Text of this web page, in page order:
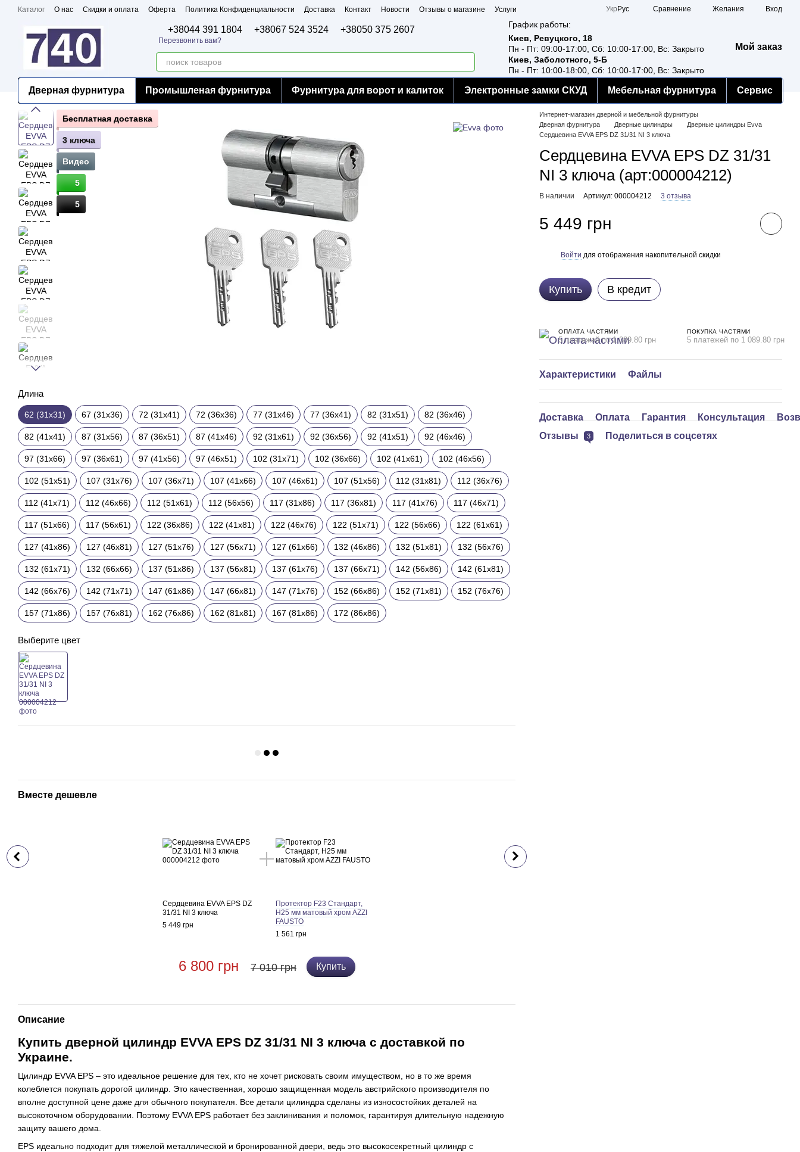
Перейти к основному контенту
Каталог О нас Скидки и оплата Оферта Политика Конфиденциальности Доставка Контакт Новости Отзывы о магазине
Услуги
Укр Рус Сравнение Желания Вход
+38044 391 1804 +38067 524 3524 +38050 375 2607
Перезвонить вам?
График работы:
Киев, Ревуцкого, 18
Пн - Пт: 09:00-17:00, Сб: 10:00-17:00, Вс: Закрыто
Киев, Заболотного, 5-Б
Пн - Пт: 10:00-18:00, Сб: 10:00-17:00, Вс: Закрыто
Мой заказ
Дверная фурнитура Промышленая фурнитура Фурнитура для ворот и калиток Электронные замки СКУД Мебельная фурнитура Сервис
Бесплатная доставка
3 ключа
Видео
5
5
Длина
62 (31x31) 67 (31x36) 72 (31x41) 72 (36x36) 77 (31x46) 77 (36x41) 82 (31x51) 82 (36x46)
82 (41x41) 87 (31x56) 87 (36x51) 87 (41x46) 92 (31x61) 92 (36x56) 92 (41x51) 92 (46x46)
97 (31x66) 97 (36x61) 97 (41x56) 97 (46x51) 102 (31x71) 102 (36x66) 102 (41x61) 102 (46x56)
102 (51x51) 107 (31x76) 107 (36x71) 107 (41x66) 107 (46x61) 107 (51x56) 112 (31x81) 112 (36x76)
112 (41x71) 112 (46x66) 112 (51x61) 112 (56x56) 117 (31x86) 117 (36x81) 117 (41x76) 117 (46x71)
117 (51x66) 117 (56x61) 122 (36x86) 122 (41x81) 122 (46x76) 122 (51x71) 122 (56x66) 122 (61x61)
127 (41x86) 127 (46x81) 127 (51x76) 127 (56x71) 127 (61x66) 132 (46x86) 132 (51x81) 132 (56x76)
132 (61x71) 132 (66x66) 137 (51x86) 137 (56x81) 137 (61x76) 137 (66x71) 142 (56x86) 142 (61x81)
142 (66x76) 142 (71x71) 147 (61x86) 147 (66x81) 147 (71x76) 152 (66x86) 152 (71x81) 152 (76x76)
157 (71x86) 157 (76x81) 162 (76x86) 162 (81x81) 167 (81x86) 172 (86x86)
Выберите цвет
Вместе дешевле
Сердцевина EVVA EPS DZ
31/31 NI 3 ключа
5 449 грн
Протектор F23 Стандарт,
H25 мм матовый хром AZZI
FAUSTO
1 561 грн
6 800 грн 7 010 грн Купить
Описание
Купить дверной цилиндр EVVA EPS DZ 31/31 NI 3 ключа с доставкой по
Украине.
Цилиндр EVVA EPS – это идеальное решение для тех, кто не хочет рисковать своим имуществом, но в то же время
колеблется покупать дорогой цилиндр. Это качественная, хорошо защищенная модель австрийского производителя по
вполне доступной цене даже для обычного покупателя. Все детали цилиндра сделаны из износостойких деталей на
высокоточном оборудовании. Поэтому EVVA EPS работает без заклинивания и поломок, гарантируя длительную надежную
защиту вашего дома.
EPS идеально подходит для тяжелой металлической и бронированной двери, ведь это высокосекретный цилиндр с
Интернет-магазин дверной и мебельной фурнитуры
Дверная фурнитура
Дверные цилиндры
Дверные цилиндры Evva
Сердцевина EVVA EPS DZ 31/31 NI 3 ключа
Сердцевина EVVA EPS DZ 31/31
NI 3 ключа (арт:000004212)
В наличии Артикул: 000004212 3 отзыва
5 449 грн
Войти для отображения накопительной скидки
Купить В кредит
ОПЛАТА ЧАСТЯМИ
5 платежей по 1 089.80 грн
ПОКУПКА ЧАСТЯМИ
5 платежей по 1 089.80 грн
Характеристики Файлы
Доставка Оплата Гарантия Консультация
Отзывы
3 Поделиться в соцсетях